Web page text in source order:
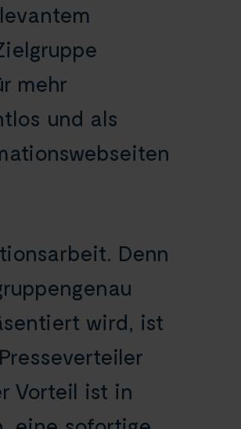
mehr
und als
Denn
wird, ist
Vorteil ist in